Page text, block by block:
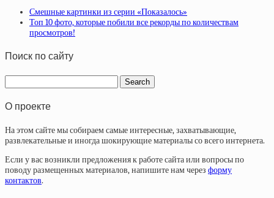
Смешные картинки из серии «Показалось»
Топ 10 фото, которые побили все рекорды по количествам
просмотров!
Поиск по сайту
О проекте
На этом сайте мы собираем самые интересные, захватывающие,
развлекательные и иногда шокирующие материалы со всего интернета.
Если у вас возникли предложения к работе сайта или вопросы по
поводу размещенных материалов, напишите нам через форму
контактов.